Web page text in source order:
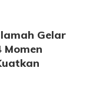
Gelar